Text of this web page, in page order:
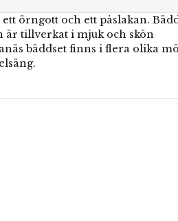
ett örngott och ett påslakan.
är tillverkat i mjuk och skön
bäddset finns i flera olika